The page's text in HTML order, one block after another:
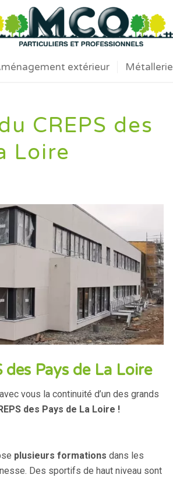
extérieur Métallerie
CREPS des
Loire
des Pays de La Loire
vous la continuité d’un des grands
des Pays de La Loire !
plusieurs formations dans les
Des sportifs de haut niveau sont